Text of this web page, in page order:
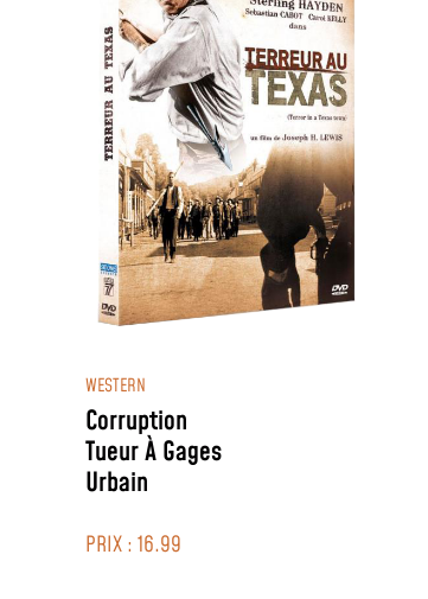
WESTERN
Corruption
Tueur À Gages
Urbain
PRIX : 16.99